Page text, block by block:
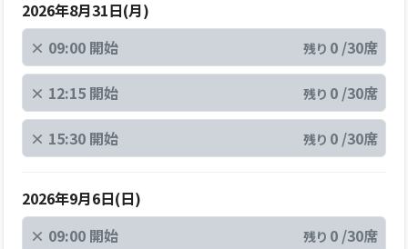
2026年8月31日(月)
× 09:00 開始 残り0 /30席
× 12:15 開始 残り0 /30席
× 15:30 開始 残り0 /30席
2026年9月6日(日)
× 09:00 開始 残り0 /30席